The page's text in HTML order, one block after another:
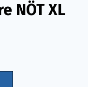
NÖT XL